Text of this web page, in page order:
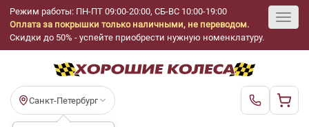
Режим работы: ПН-ПТ 09:00-20:00, СБ-ВС 10:00-19:00
Оплата за покрышки только наличными, не переводом.
Скидки до 50% - успейте приобрести нужную номенклатуру.
Санкт-Петербург